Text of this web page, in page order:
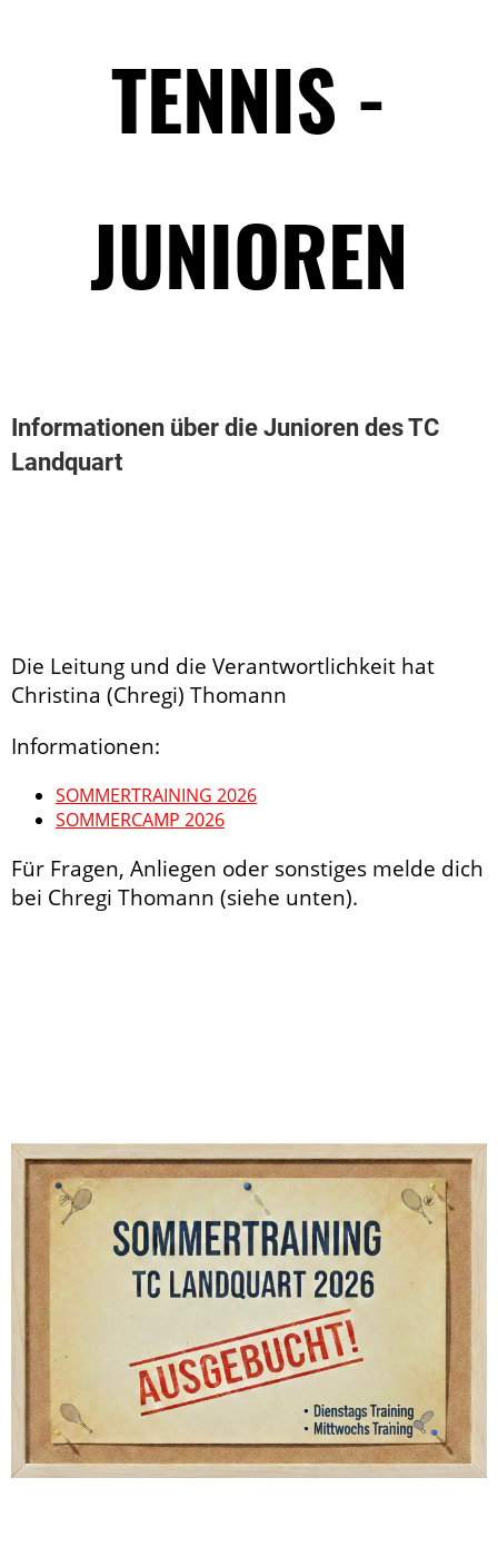
TENNIS -
JUNIOREN
Informationen über die Junioren des TC
Landquart
Die Leitung und die Verantwortlichkeit hat
Christina (Chregi) Thomann
Informationen:
SOMMERTRAINING 2026
SOMMERCAMP 2026
Für Fragen, Anliegen oder sonstiges melde dich
bei Chregi Thomann (siehe unten).